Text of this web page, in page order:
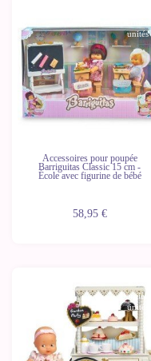
unités
Accessoires pour poupée
Barriguitas Classic 15 cm -
École avec figurine de bébé
58,95 €
Dernières
unités